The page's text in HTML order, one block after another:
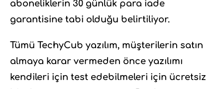
aboneliklerin 30 günlük para iade
garantisine tabi olduğu belirtiliyor.
Tümü TechyCub yazılım, müşterilerin satın
almaya karar vermeden önce yazılımı
kendileri için test edebilmeleri için ücretsiz